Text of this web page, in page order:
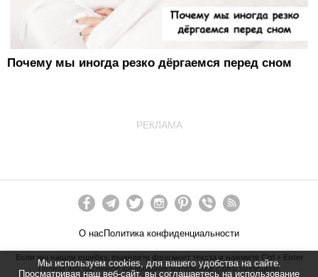
Мы используем cookies, для вашего удобства на сайте.
Просматривая наш веб-сайт, вы соглашаетесь на использование
Почему мы иногда резко дёргаемся перед сном
РЕКЛАМА
О насПолитика конфиденциальности
Если вы нашли ошибку, выделите фрагмент текста и нажмите Ctrl + Enter
Полное или частичное копирование материалов сайта запрещено.